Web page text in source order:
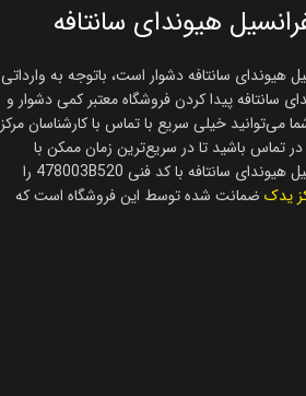
هیوندای سانتافه
هیوندای سانتافه دشوار است، باتوجه به وارداتی
سانتافه پیدا کردن فروشگاه معتبر کمی دشوار و
می‌توانید خیلی سریع با تماس با کارشناسان مرکز
تماس باشید تا در سریع‌ترین زمان ممکن با
بهترین قیمت کوپلینگ دیفرانسیل هیوندای سانتافه با کد فنی 478003B520 را
یدک ضمانت شده توسط این فروشگاه است که